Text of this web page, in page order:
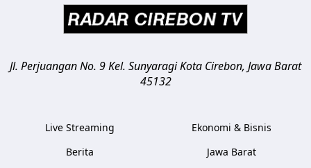
Jl. Perjuangan No. 9 Kel. SunyaragiKota Cirebon, Jawa Barat
45132
Live Streaming
Berita
Ekonomi & Bisnis
Jawa Barat